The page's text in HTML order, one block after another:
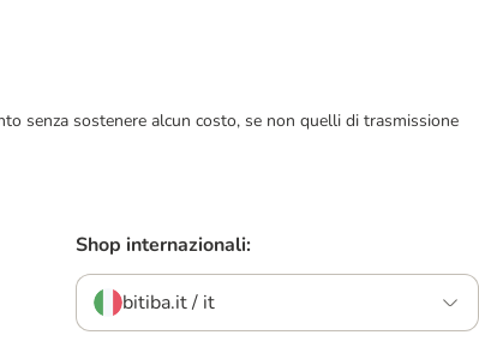
senza sostenere alcun costo, se non quelli di trasmissione
Shop internazionali:
bitiba.it / it